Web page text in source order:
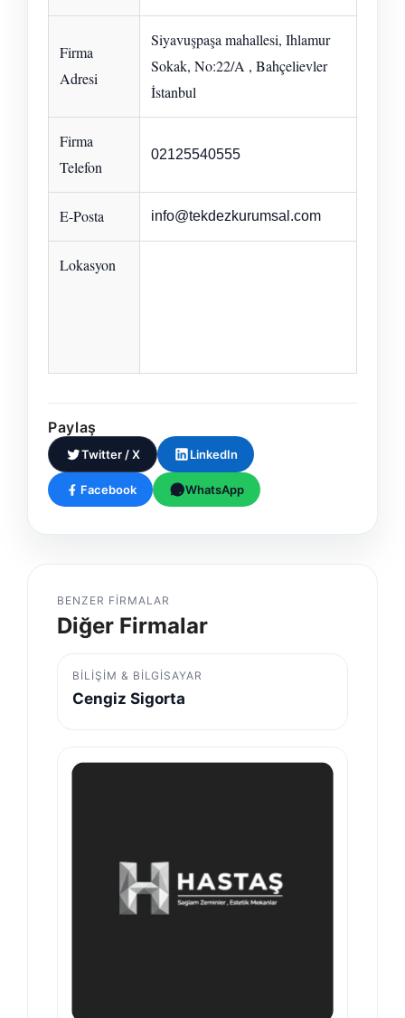
Firma
Adresi
Siyavuşpaşa mahallesi, Ihlamur
Sokak, No:22/A , Bahçelievler
İstanbul
Firma
Telefon
02125540555
E-Posta info@tekdezkurumsal.com
Lokasyon
Paylaş
Twitter / X LinkedIn
Facebook WhatsApp
BENZER FIRMALAR
Diğer Firmalar
BILIŞIM & BILGISAYAR
Cengiz Sigorta